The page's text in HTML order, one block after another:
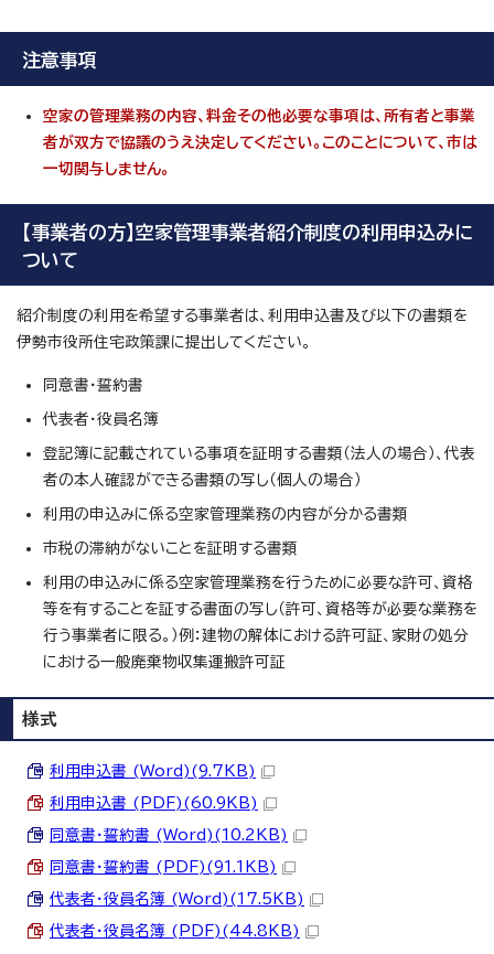
注意事項
空家の管理業務の内容、料金その他必要な事項は、所有者と事業
者が双方で協議のうえ決定してください。このことについて、市は
一切関与しません。
【事業者の方】空家管理事業者紹介制度の利用申込みに
ついて
紹介制度の利用を希望する事業者は、利用申込書及び以下の書類を
伊勢市役所住宅政策課に提出してください。
同意書・誓約書
代表者・役員名簿
登記簿に記載されている事項を証明する書類（法人の場合）、代表
者の本人確認ができる書類の写し（個人の場合）
利用の申込みに係る空家管理業務の内容が分かる書類
市税の滞納がないことを証明する書類
利用の申込みに係る空家管理業務を行うために必要な許可、資格
等を有することを証する書面の写し（許可、資格等が必要な業務を
行う事業者に限る。）例：建物の解体における許可証、家財の処分
における一般廃棄物収集運搬許可証
様式
利用申込書 (Word)(9.7KB)
利用申込書 (PDF)(60.9KB)
同意書・誓約書 (Word)(10.2KB)
同意書・誓約書 (PDF)(91.1KB)
代表者・役員名簿 (Word)(17.5KB)
代表者・役員名簿 (PDF)(44.8KB)